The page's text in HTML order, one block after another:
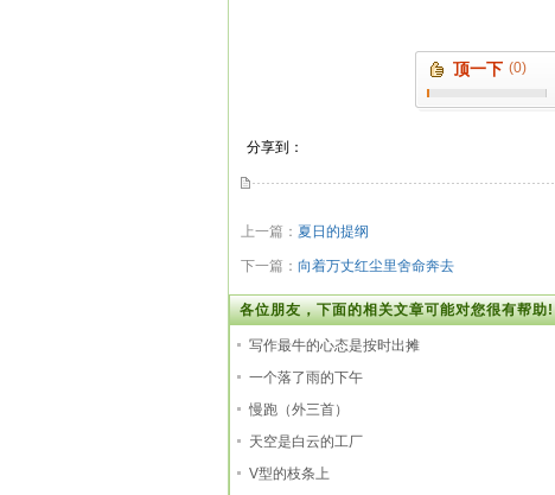
顶一下 (0)
分享到：
上一篇： 夏日的提纲
下一篇： 向着万丈红尘里舍命奔去
各位朋友，下面的相关文章可能对您很有帮助!
写作最牛的心态是按时出摊
一个落了雨的下午
慢跑（外三首）
天空是白云的工厂
V型的枝条上